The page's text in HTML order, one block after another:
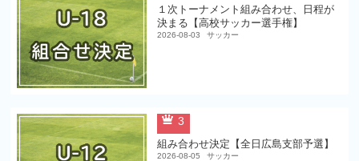
１次トーナメント組み合わせ、日程が
決まる【高校サッカー選手権】
2026-08-03 サッカー
3
組み合わせ決定【全日広島支部予選】
2026-08-05 サッカー